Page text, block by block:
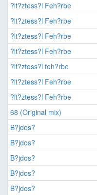
?lt?ztess?l Feh?rbe
?lt?ztess?l Feh?rbe
?lt?ztess?l Feh?rbe
?lt?ztess?l Feh?rbe
?lt?ztess?l feh?rbe
?lt?ztess?l Feh?rbe
?lt?ztess?l Feh?rbe
68 (Original mix)
B?jdos?
B?jdos?
B?jdos?
B?jdos?
B?jdos?